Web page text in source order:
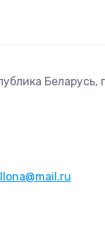
Беларусь,